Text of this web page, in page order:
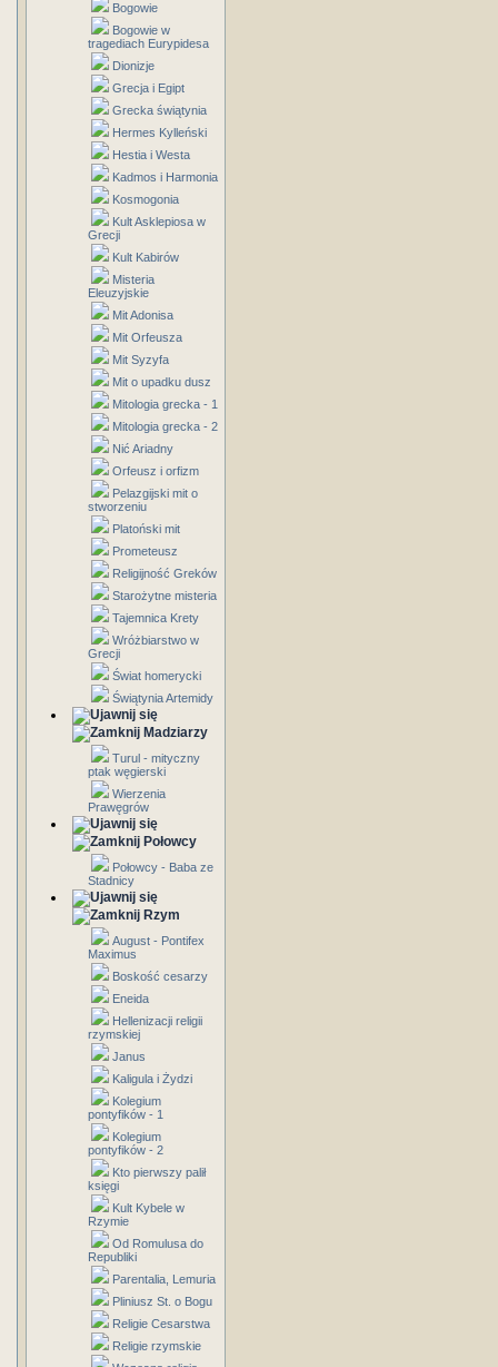
Bogowie
Bogowie w
tragediach Eurypidesa
Dionizje
Grecja i Egipt
Grecka świątynia
Hermes Kylleński
Hestia i Westa
Kadmos i Harmonia
Kosmogonia
Kult Asklepiosa w
Grecji
Kult Kabirów
Misteria
Eleuzyjskie
Mit Adonisa
Mit Orfeusza
Mit Syzyfa
Mit o upadku dusz
Mitologia grecka - 1
Mitologia grecka - 2
Nić Ariadny
Orfeusz i orfizm
Pelazgijski mit o
stworzeniu
Platoński mit
Prometeusz
Religijność Greków
Starożytne misteria
Tajemnica Krety
Wróżbiarstwo w
Grecji
Świat homerycki
Świątynia Artemidy
Madziarzy
Turul - mityczny
ptak węgierski
Wierzenia
Prawęgrów
Połowcy
Połowcy - Baba ze
Stadnicy
Rzym
August - Pontifex
Maximus
Boskość cesarzy
Eneida
Hellenizacji religii
rzymskiej
Janus
Kaligula i Żydzi
Kolegium
pontyfików - 1
Kolegium
pontyfików - 2
Kto pierwszy palił
księgi
Kult Kybele w
Rzymie
Od Romulusa do
Republiki
Parentalia, Lemuria
Pliniusz St. o Bogu
Religie Cesarstwa
Religie rzymskie